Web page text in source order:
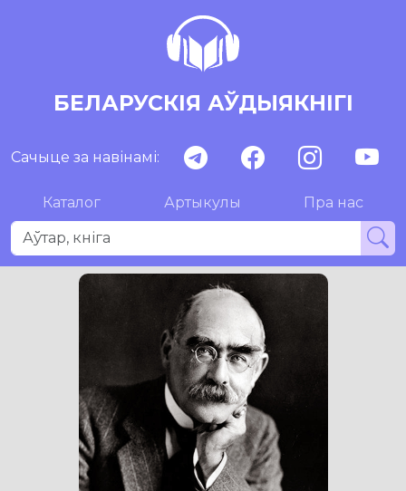
БЕЛАРУСКІЯ АЎДЫЯКНІГІ
Сачыце за навінамі:
Каталог Артыкулы Пра нас